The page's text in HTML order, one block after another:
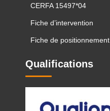
CERFA 15497*04
Fiche d’intervention
Fiche de positionnement
Qualifications